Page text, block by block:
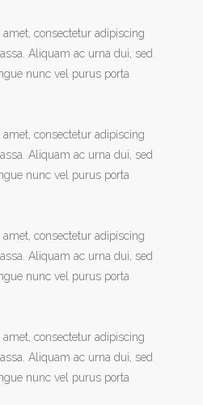
amet, consectetur adipiscing
Aliquam ac urna dui, sed
nunc vel purus porta
amet, consectetur adipiscing
Aliquam ac urna dui, sed
nunc vel purus porta
amet, consectetur adipiscing
Aliquam ac urna dui, sed
nunc vel purus porta
amet, consectetur adipiscing
Aliquam ac urna dui, sed
nunc vel purus porta